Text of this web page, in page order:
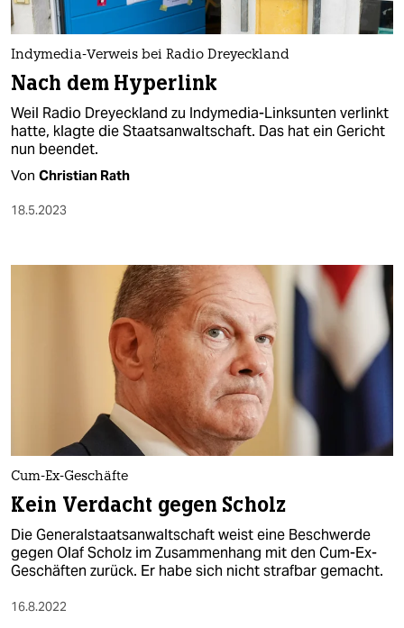
Indymedia-Verweis bei Radio Dreyeckland
Nach dem Hyperlink
Weil Radio Dreyeckland zu Indymedia-Linksunten verlinkt
hatte, klagte die Staatsanwaltschaft. Das hat ein Gericht
nun beendet.
Von Christian Rath
18.5.2023
Cum-Ex-Geschäfte
Kein Verdacht gegen Scholz
Die Generalstaatsanwaltschaft weist eine Beschwerde
gegen Olaf Scholz im Zusammenhang mit den Cum-Ex-
Geschäften zurück. Er habe sich nicht strafbar gemacht.
16.8.2022